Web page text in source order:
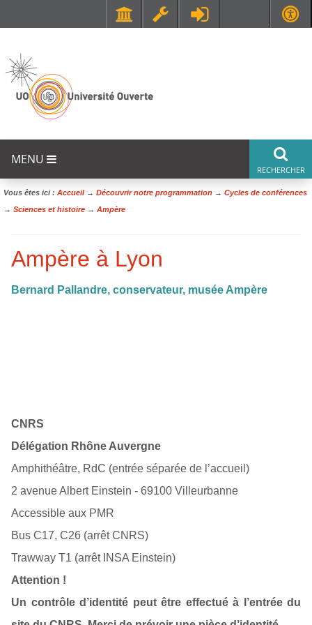
MENU
Vous êtes ici : Accueil→ Découvrir notre programmation → Cycles de conférences
→ Sciences et histoire → Ampère
Ampère à Lyon
Bernard Pallandre, conservateur, musée Ampère
CNRS
Délégation Rhône Auvergne
Amphithéâtre, RdC (entrée séparée de l’accueil)
2 avenue Albert Einstein - 69100 Villeurbanne
Accessible aux PMR
Bus C17, C26 (arrêt CNRS)
Trawway T1 (arrêt INSA Einstein)
Attention !
Un contrôle d’identité peut être effectué à l’entrée du